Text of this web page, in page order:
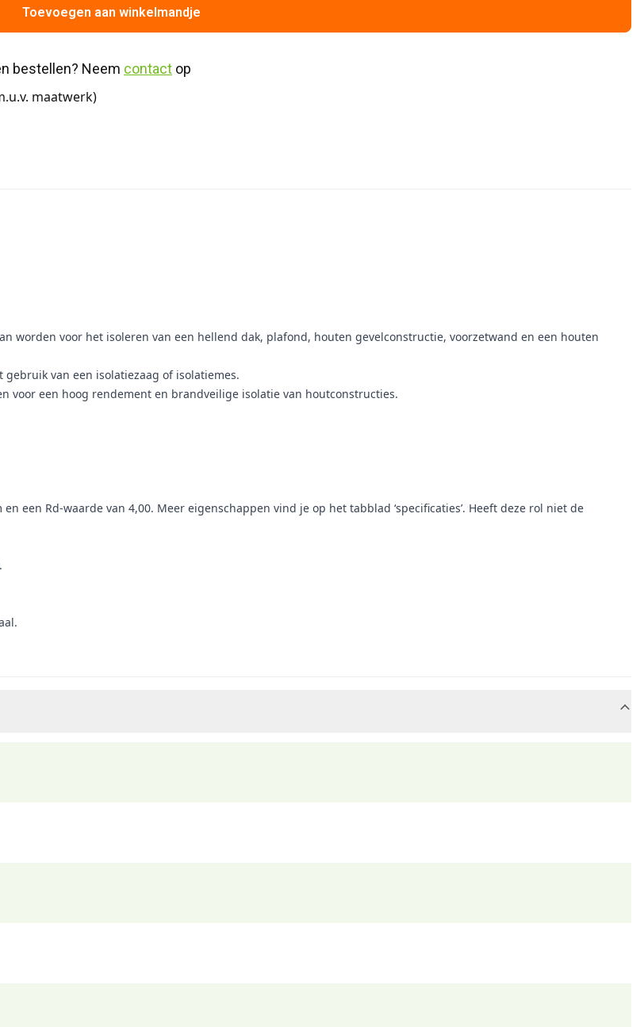
Toevoegen aan winkelmandje
bestellen? Neem contact op
maatwerk)
worden voor het isoleren van een hellend dak, plafond, houten gevelconstructie, voorzetwand en een houten
van een isolatiezaag of isolatiemes.
voor een hoog rendement en brandveilige isolatie van houtconstructies.
een Rd-waarde van 4,00. Meer eigenschappen vind je op het tabblad ‘specificaties’. Heeft deze rol niet de